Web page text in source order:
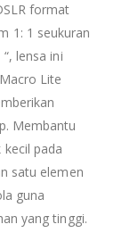
format
1: 1 seukuran
lensa ini
Lite
Membantu
pada
satu elemen
guna
yang tinggi.